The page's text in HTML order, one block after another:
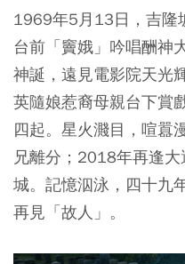
1969年5月13日，吉隆
台前「竇娥」吟唱酬神
神誕，遠見電影院天光
英隨娘惹裔母親台下賞
四起。星火濺目，喧囂
兄離分；2018年再逢
城。記憶泅泳，四十九
再見「故人」。